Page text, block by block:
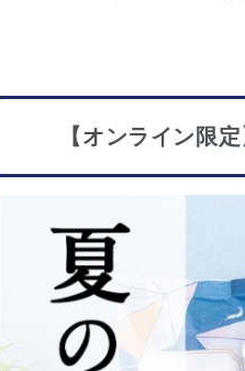
【オンライン限